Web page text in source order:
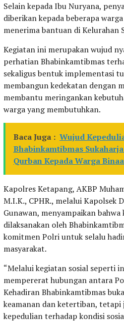
Selain kepada Ibu Nuryana,
diberikan kepada beberapa
menerima bantuan di Kelurahan
Kegiatan ini merupakan wujud
perhatian Bhabinkamtibmas
sekaligus bentuk implementasi
membangun kedekatan dengan
membantu meringankan
warga yang membutuhkan.
Baca Juga : Wujud
Bhabinkamtibmas
Qurban Kepada Warga
Kapolres Ketapang, AKBP
M.I.K., CPHR., melalui Kapolsek
Gunawan, menyampaikan
dilaksanakan oleh
komitmen Polri untuk selalu
masyarakat.
“Melalui kegiatan sosial seperti
mempererat hubungan antara
Kehadiran Bhabinkamtibmas
keamanan dan ketertiban, tetapi
kepedulian terhadap kondisi